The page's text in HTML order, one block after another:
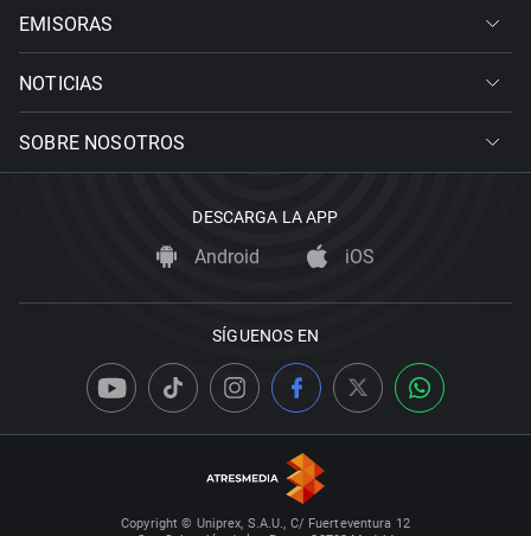
EMISORAS
NOTICIAS
SOBRE NOSOTROS
DESCARGA LA APP
Android iOS
SÍGUENOS EN
Copyright © Uniprex, S.A.U., C/ Fuerteventura 12